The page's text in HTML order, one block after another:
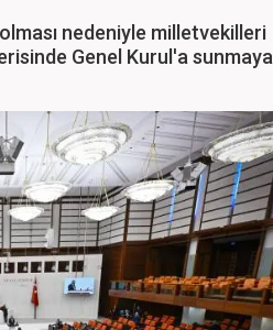
nedeniyle milletvekilleri
Genel Kurul'a sunmaya